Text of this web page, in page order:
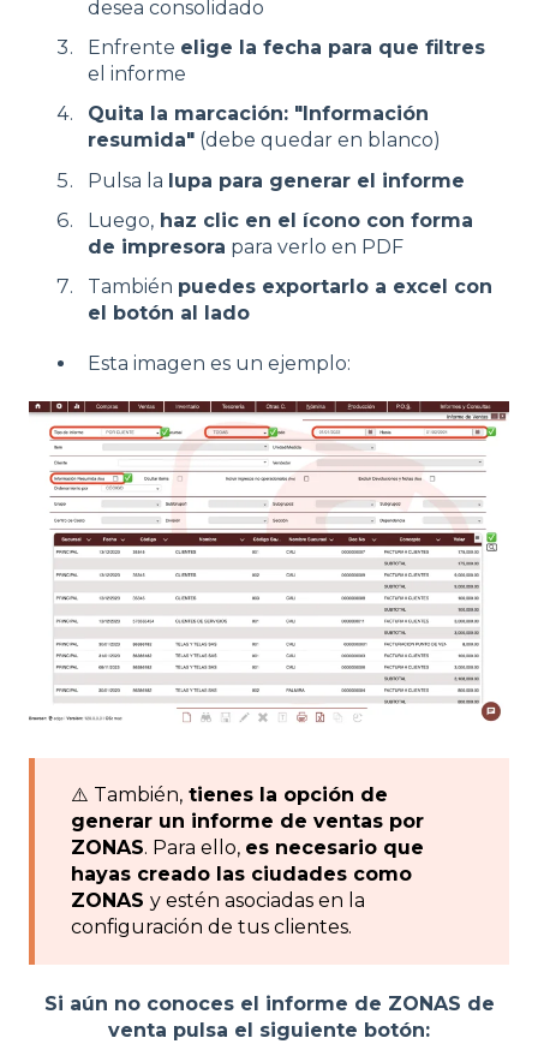
desea consolidado
Enfrente elige la fecha para que filtres
el informe
Quita la marcación: "Información
resumida" (debe quedar en blanco)
Pulsa la lupa para generar el informe
Luego, haz clic en el ícono con forma
de impresora para verlo en PDF
También puedes exportarlo a excel con
el botón al lado
Esta imagen es un ejemplo:
⚠️ También, tienes la opción de
generar un informe de ventas por
ZONAS. Para ello, es necesario que
hayas creado las ciudades como
ZONAS y estén asociadas en la
configuración de tus clientes.
Si aún no conoces el informe de ZONAS de
venta pulsa el siguiente botón: